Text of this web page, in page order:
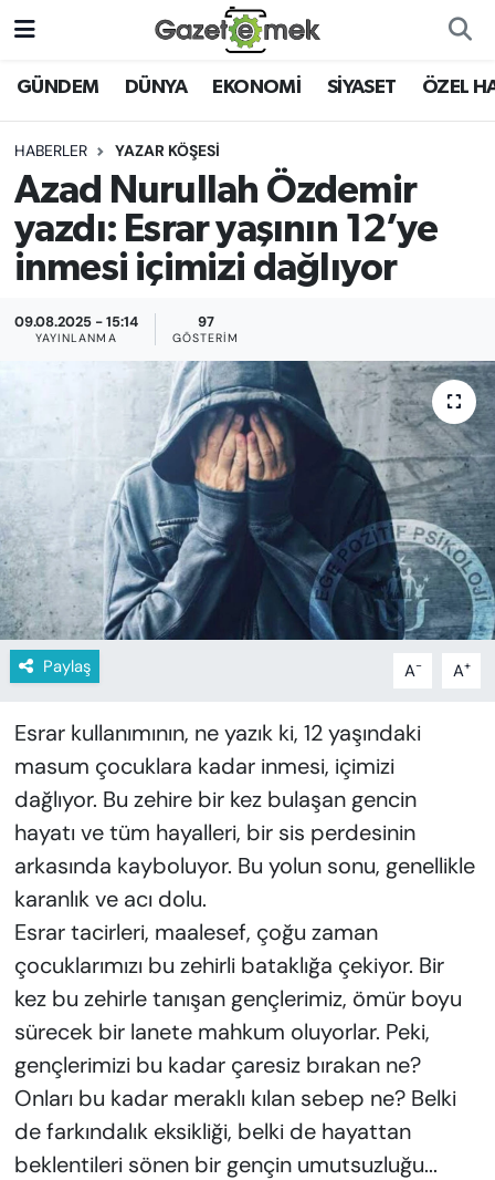
GÜNDEM DÜNYA EKONOMİ SİYASET ÖZEL
HABERLER YAZAR KÖŞESİ
Azad Nurullah Özdemir
yazdı: Esrar yaşının 12’ye
inmesi içimizi dağlıyor
09.08.2025 - 15:14
YAYINLANMA
97
GÖSTERIM
Paylaş A- A+
Esrar kullanımının, ne yazık ki, 12 yaşındaki
masum çocuklara kadar inmesi, içimizi
dağlıyor. Bu zehire bir kez bulaşan gencin
hayatı ve tüm hayalleri, bir sis perdesinin
arkasında kayboluyor. Bu yolun sonu, genellikle
karanlık ve acı dolu.
Esrar tacirleri, maalesef, çoğu zaman
çocuklarımızı bu zehirli bataklığa çekiyor. Bir
kez bu zehirle tanışan gençlerimiz, ömür boyu
sürecek bir lanete mahkum oluyorlar. Peki,
gençlerimizi bu kadar çaresiz bırakan ne?
Onları bu kadar meraklı kılan sebep ne? Belki
de farkındalık eksikliği, belki de hayattan
beklentileri sönen bir gençin umutsuzluğu...
DÜNYA
EKONOMİ
EMEK HABERLERİ
YENİ MEDYADA EMEK
GAZETECİLİĞİNİ GELİŞTİRMEK
FAYDALI BİLGİLER
KADIN
SAĞLIK
SPOR
KÜLTÜR-SANAT
MAGAZİN
ÖZEL HABER
YAZAR KÖŞESİ
SİYASET
VAN VE DİYARBAKIR HABERLERİ
Nöbetçi Eczaneler
Hava Durumu
İstanbul Namaz Vakitleri
Trafik Durumu
Süper Lig Puan Durumu ve Fikstür
Tüm Manşetler
Son Dakika Haberleri
Haber Arşivi